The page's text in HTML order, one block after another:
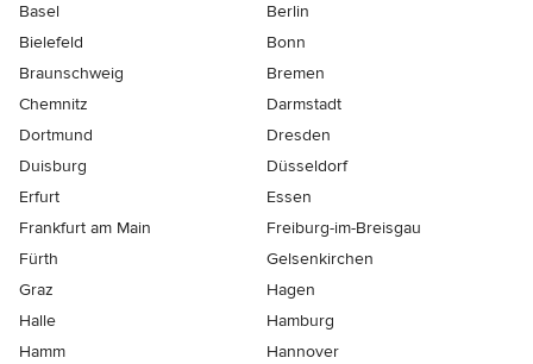
Basel
Berlin
Bielefeld
Bonn
Braunschweig
Bremen
Chemnitz
Darmstadt
Dortmund
Dresden
Duisburg
Düsseldorf
Erfurt
Essen
Frankfurt am Main
Freiburg-im-Breisgau
Fürth
Gelsenkirchen
Graz
Hagen
Halle
Hamburg
Hamm
Hannover